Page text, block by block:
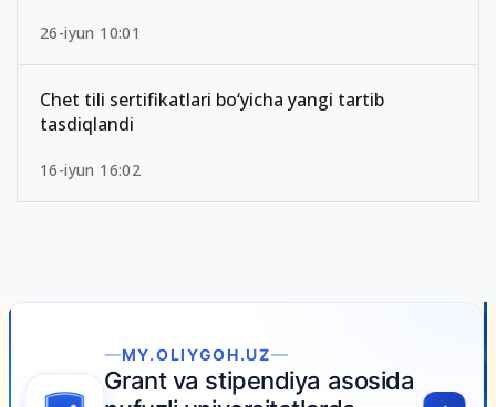
26-iyun 10:01
Chet tili sertifikatlari bo‘yicha yangi tartib
tasdiqlandi
16-iyun 16:02